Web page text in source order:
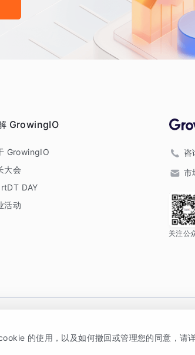
GrowingIO
GrowingIO
大会
DAY
活动
咨
市
关注公
的使用，以及如何撤回或管理您的同意，请